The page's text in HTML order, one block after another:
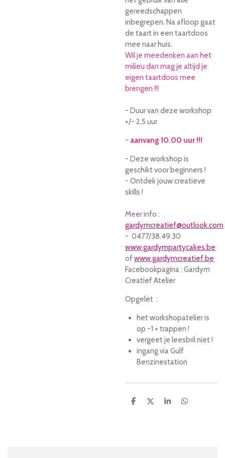
gereedschappen
inbegrepen. Na afloop gaat
de taart in een taartdoos
mee naar huis.
Wil je meedenken aan het
milieu dan mag je altijd je
eigen taartdoos mee
brengen !!!
- Duur van deze workshop
+/- 2,5 uur
- aanvang 10.00 uur !!!
- Deze workshop is
geschikt voor beginners !
- Ontdek jouw creatieve
skills !
Meer info :
gardymcreatief@outlook.com
- 0477/38.49.30
www.gardympartycakes.be
ofwww.gardymcreatief.be
Facebookpagina : Gardym
Creatief Atelier
Opgelet :
het workshopatelier is
op -1 = trappen !
vergeet je leesbril niet !
ingang via Gulf
Benzinestation
D
D
S
D